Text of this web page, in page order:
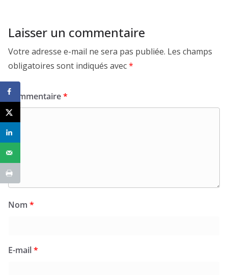
Laisser un commentaire
Votre adresse e-mail ne sera pas publiée. Les champs
obligatoires sont indiqués avec*
Commentaire*
Nom *
E-mail*